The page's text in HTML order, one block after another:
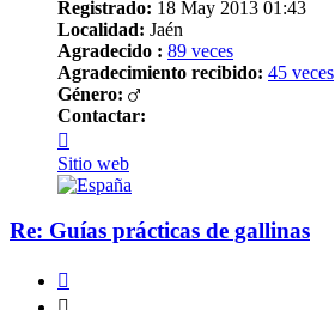
Registrado: 18 May 2013 01:43
Localidad: Jaén
Agradecido : 89 veces
Agradecimiento recibido: 45 veces
Género:
Contactar:
YoArnold83
Sitio web
Re: Guías prácticas de gallinas